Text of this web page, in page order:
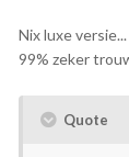
Nix luxe
99% zeker
Quote